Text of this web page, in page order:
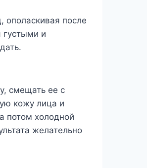
ополаскивая после
густыми и
смещать ее с
кожу лица и
потом холодной
желательно